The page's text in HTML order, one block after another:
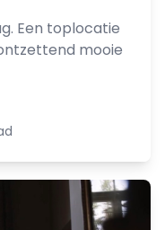
Een toplocatie
mooie